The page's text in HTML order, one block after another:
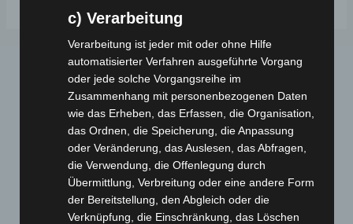
Webseite
Cashback-Aktion
c) Verarbeitung
Verarbeitung ist jeder mit oder ohne Hilfe
automatisierter Verfahren ausgeführte Vorgang
oder jede solche Vorgangsreihe im
Zusammenhang mit personenbezogenen Daten
wie das Erheben, das Erfassen, die Organisation,
das Ordnen, die Speicherung, die Anpassung
oder Veränderung, das Auslesen, das Abfragen,
die Verwendung, die Offenlegung durch
Übermittlung, Verbreitung oder eine andere Form
der Bereitstellung, den Abgleich oder die
Verknüpfung, die Einschränkung, das Löschen